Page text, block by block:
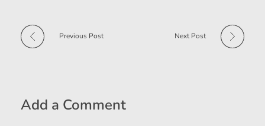
Previous Post Next Post
Add a Comment